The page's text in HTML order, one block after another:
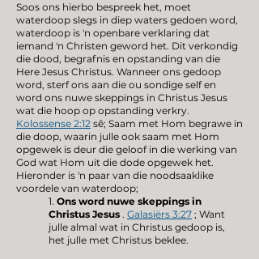
Soos ons hierbo bespreek het, moet
waterdoop slegs in diep waters gedoen word,
waterdoop is 'n openbare verklaring dat
iemand 'n Christen geword het. Dit verkondig
die dood, begrafnis en opstanding van die
Here Jesus Christus. Wanneer ons gedoop
word, sterf ons aan die ou sondige self en
word ons nuwe skeppings in Christus Jesus
wat die hoop op opstanding verkry.
Kolossense 2:12 sê; Saam met Hom begrawe in
die doop, waarin julle ook saam met Hom
opgewek is deur die geloof in die werking van
God wat Hom uit die dode opgewek het.
Hieronder is 'n paar van die noodsaaklike
voordele van waterdoop;
1. Ons word nuwe skeppings in
Christus Jesus . Galasiërs 3:27 ; Want
julle almal wat in Christus gedoop is,
het julle met Christus beklee.